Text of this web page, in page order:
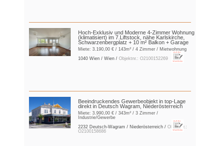
Hoch-Exklusiv und Moderne 4-Zimmer Wohnung
(klimatisiert) im 7.Liftstock, nähe Karlskirche,
Schwarzenbergplatz + 10 m² Balkon + Garage
Miete: 3.190,00 € / 143m² / 4 Zimmer / Mietwohnung
1040 Wien / Wien / Objektnr.: O2100152269
Beeindruckendes Gewerbeobjekt in top-Lage
direkt in Deutsch Wagram, Niederösterreich
Miete: 3.990,00 € / 343m² / 3 Zimmer /
Industrie/Gewerbe
2232 Deutsch-Wagram / Niederösterreich / Objektnr.:
O2100158686